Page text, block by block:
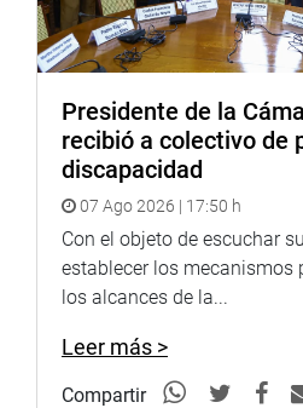
PRENSA-CONGRESO (Jarvi)
Puede encontrar más
http://www.congreso.gob.pe/
Facebook:https://
Presidente de la
recibió a colectivo de
discapacidad
07 Ago 2026 | 17:50 h
Con el objeto de escuchar
establecer los mecanismos
los alcances de la...
Leer más >
Compartir